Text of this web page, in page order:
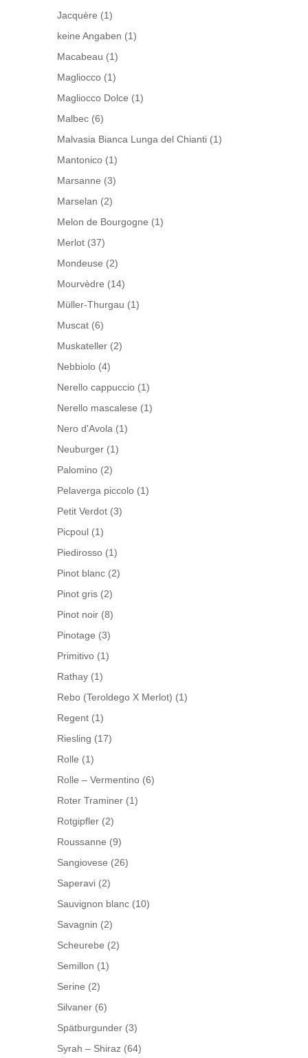
Jacquère (1)
keine Angaben (1)
Macabeau (1)
Magliocco (1)
Magliocco Dolce (1)
Malbec (6)
Malvasia Bianca Lunga del Chianti (1)
Mantonico (1)
Marsanne (3)
Marselan (2)
Melon de Bourgogne (1)
Merlot (37)
Mondeuse (2)
Mourvèdre (14)
Müller-Thurgau (1)
Muscat (6)
Muskateller (2)
Nebbiolo (4)
Nerello cappuccio (1)
Nerello mascalese (1)
Nero d'Avola (1)
Neuburger (1)
Palomino (2)
Pelaverga piccolo (1)
Petit Verdot (3)
Picpoul (1)
Piedirosso (1)
Pinot blanc (2)
Pinot gris (2)
Pinot noir (8)
Pinotage (3)
Primitivo (1)
Rathay (1)
Rebo (Teroldego X Merlot) (1)
Regent (1)
Riesling (17)
Rolle (1)
Rolle – Vermentino (6)
Roter Traminer (1)
Rotgipfler (2)
Roussanne (9)
Sangiovese (26)
Saperavi (2)
Sauvignon blanc (10)
Savagnin (2)
Scheurebe (2)
Semillon (1)
Serine (2)
Silvaner (6)
Spätburgunder (3)
Syrah – Shiraz (64)